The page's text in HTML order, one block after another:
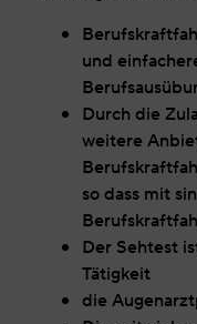
und
Durch die
weitere
so dass mit
Der Sehtest
Tätigkeit
die